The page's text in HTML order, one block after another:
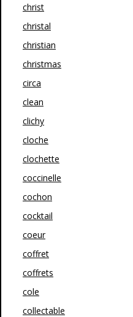
christ
christal
christian
christmas
circa
clean
clichy
cloche
clochette
coccinelle
cochon
cocktail
coeur
coffret
coffrets
cole
collectable